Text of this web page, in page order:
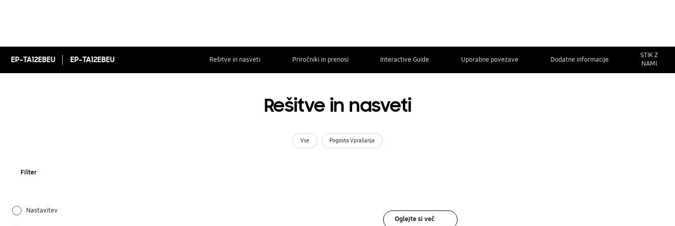
EP-TA12EBEU EP-TA12EBEU Rešitve in nasveti Priročniki in prenosi Interactive Guide Uporabne povezave Dodatne informacije
STIK Z
NAMI
Rešitve in nasveti
Vse Pogosta Vprašanja
Filter
Nastavitev
Oglejte si več